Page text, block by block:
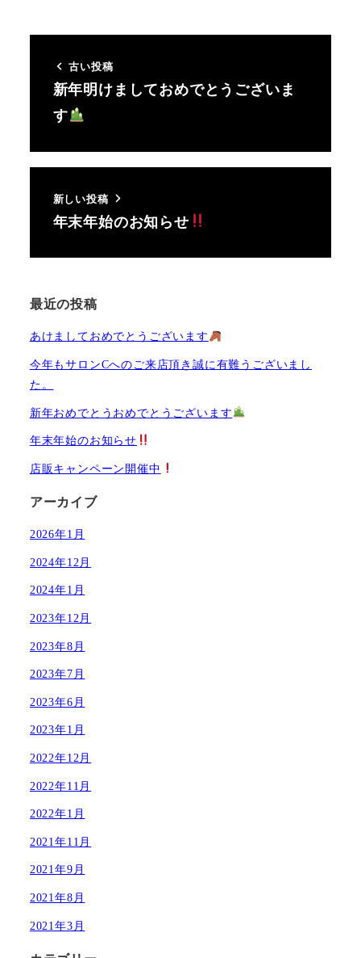
古い投稿
新年明けましておめでとうございま
す
新しい投稿
年末年始のお知らせ
最近の投稿
あけましておめでとうございます
今年もサロンCへのご来店頂き誠に有難うございまし
た。
新年おめでとうおめでとうございます
年末年始のお知らせ
店販キャンペーン開催中
アーカイブ
2026年1月
2024年12月
2024年1月
2023年12月
2023年8月
2023年7月
2023年6月
2023年1月
2022年12月
2022年11月
2022年1月
2021年11月
2021年9月
2021年8月
2021年3月